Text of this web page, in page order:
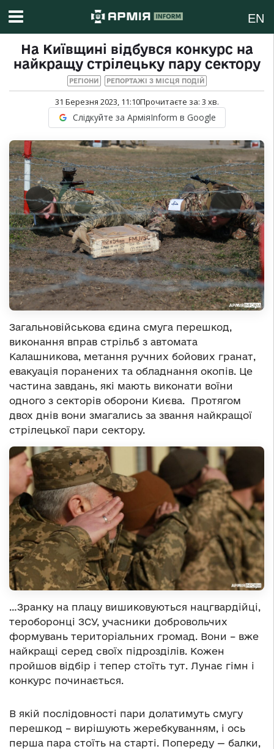
EN
На Київщині відбувся конкурс на
найкращу стрілецьку пару сектору
РЕГІОНИ РЕПОРТАЖІ З МІСЦЯ ПОДІЙ
31 Березня 2023, 11:10Прочитаєте за: 3 хв.
Слідкуйте за АрміяInform в Google
Загальновійськова єдина смуга перешкод,
виконання вправ стрільб з автомата
Калашникова, метання ручних бойових гранат,
евакуація поранених та обладнання окопів. Це
частина завдань, які мають виконати воїни
одного з секторів оборони Києва. Протягом
двох днів вони змагались за звання найкращої
стрілецької пари сектору.
…Зранку на плацу вишиковуються нацгвардійці,
тероборонці ЗСУ, учасники добровольчих
формувань територіальних громад. Вони – вже
найкращі серед своїх підрозділів. Кожен
пройшов відбір і тепер стоїть тут. Лунає гімн і
конкурс починається.
В якій послідовності пари долатимуть смугу
перешкод – вирішують жеребкуванням, і ось
перша пара стоїть на старті. Попереду — балки,